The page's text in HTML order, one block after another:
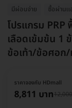
มีผ่อนจ่าย ซื้อผ่านเ
โปรแกรม PRP
เลือดเข้มข้น 1
ข้อเท้า/ข้อศอก/
ราคาจองกับ HDmall
8,811 บาท